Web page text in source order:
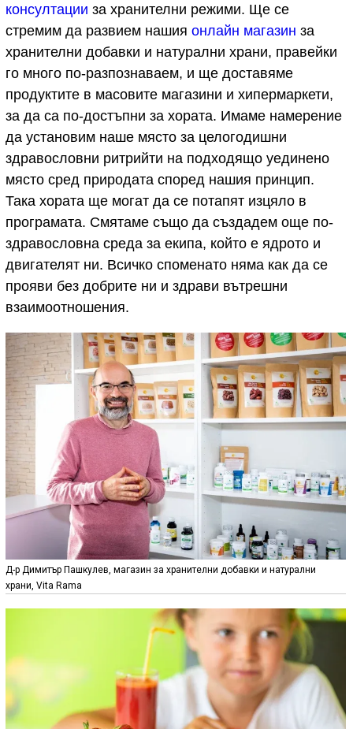
консултации за хранителни режими. Ще се
стремим да развием нашия онлайн магазин за
хранителни добавки и натурални храни, правейки
го много по-разпознаваем, и ще доставяме
продуктите в масовите магазини и хипермаркети,
за да са по-достъпни за хората. Имаме намерение
да установим наше място за целогодишни
здравословни ритрийти на подходящо уединено
място сред природата според нашия принцип.
Така хората ще могат да се потапят изцяло в
програмата. Смятаме също да създадем още по-
здравословна среда за екипа, който е ядрото и
двигателят ни. Всичко споменато няма как да се
прояви без добрите ни и здрави вътрешни
взаимоотношения.
Д-р Димитър Пашкулев, магазин за хранителни добавки и натурални
храни, Vita Rama